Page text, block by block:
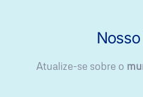
Nosso
Atualize-se sobre o